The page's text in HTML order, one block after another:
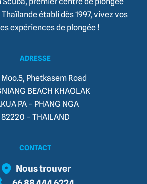
établi dès 1997, vivez vos
expériences de plongée !
ADRESSE
Phetkasem Road
BEACH KHAOLAK
PA – PHANG NGA
82220 – THAILAND​
CONTACT
Nous trouver